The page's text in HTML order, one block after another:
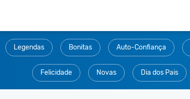
Legendas Bonitas Auto-Confiança
Felicidade Novas Dia dos Pais